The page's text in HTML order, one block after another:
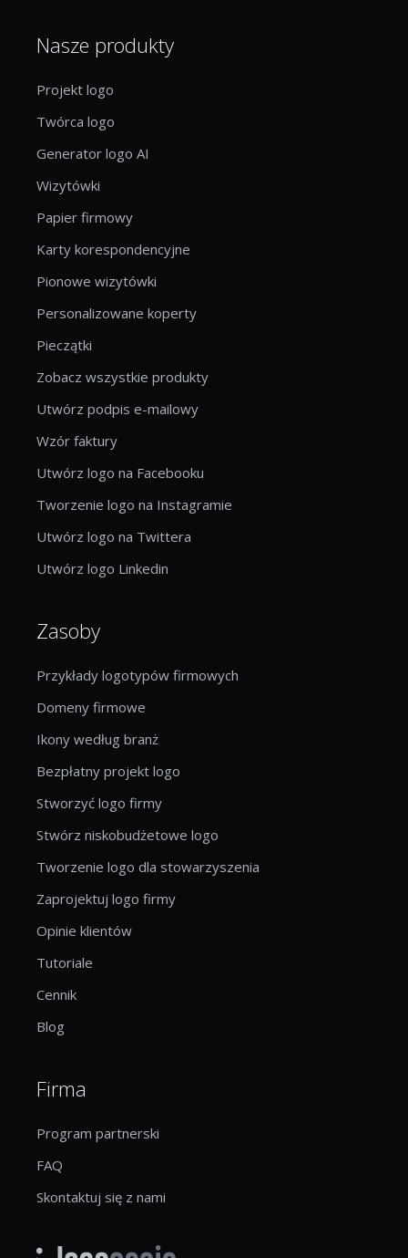
Nasze produkty
Projekt logo
Twórca logo
Generator logo AI
Wizytówki
Papier firmowy
Karty korespondencyjne
Pionowe wizytówki
Personalizowane koperty
Pieczątki
Zobacz wszystkie produkty
Utwórz podpis e-mailowy
Wzór faktury
Utwórz logo na Facebooku
Tworzenie logo na Instagramie
Utwórz logo na Twittera
Utwórz logo Linkedin
Zasoby
Przykłady logotypów firmowych
Domeny firmowe
Ikony według branż
Bezpłatny projekt logo
Stworzyć logo firmy
Stwórz niskobudżetowe logo
Tworzenie logo dla stowarzyszenia
Zaprojektuj logo firmy
Opinie klientów
Tutoriale
Cennik
Blog
Firma
Program partnerski
FAQ
Skontaktuj się z nami